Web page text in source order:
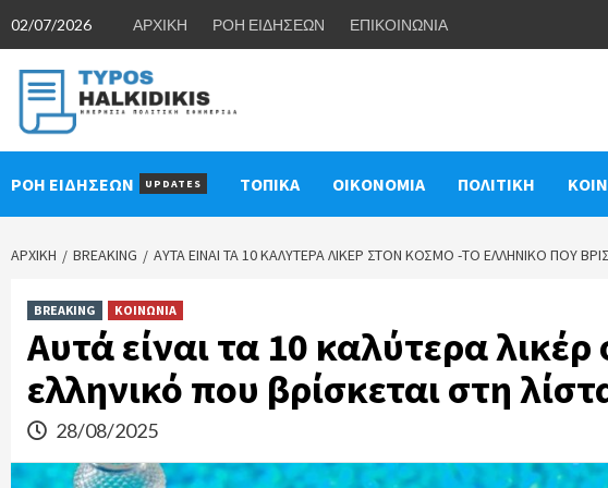
content
02/07/2026 ΑΡΧΙΚΗ ΡΟΗ ΕΙΔΗΣΕΩΝ ΕΠΙΚΟΙΝΩΝΙΑ
ΡΟΗ ΕΙΔΗΣΕΩΝ UPDATES ΤΟΠΙΚΑ ΟΙΚΟΝΟΜΙΑ ΠΟΛΙΤΙΚΗ
ΑΡΧΙΚΉ BREAKING ΑΥΤΆ ΕΊΝΑΙ ΤΑ 10 ΚΑΛΎΤΕΡΑ ΛΙΚΈΡ ΣΤΟΝ ΚΌΣΜΟ -ΤΟ ΕΛΛΗΝΙΚΌ ΠΟΥ
BREAKING ΚΟΙΝΩΝΙΑ
Αυτά είναι τα 10 καλύτερα
ελληνικό που βρίσκεται στη
28/08/2025